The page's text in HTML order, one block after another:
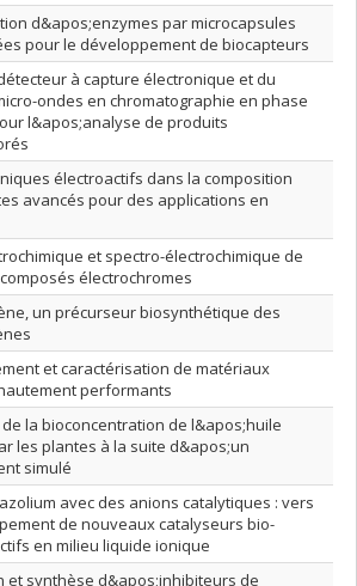
d&apos;enzymes par microcapsules
pour le développement de biocapteurs
à capture électronique et du
ondes en chromatographie en phase
l&apos;analyse de produits
électroactifs dans la composition
avancés pour des applications en
et spectro-électrochimique de
électrochromes
un précurseur biosynthétique des
et caractérisation de matériaux
performants
la bioconcentration de l&apos;huile
les plantes à la suite d&apos;un
simulé
avec des anions catalytiques : vers
de nouveaux catalyseurs bio-
en milieu liquide ionique
et synthèse d&apos;inhibiteurs de